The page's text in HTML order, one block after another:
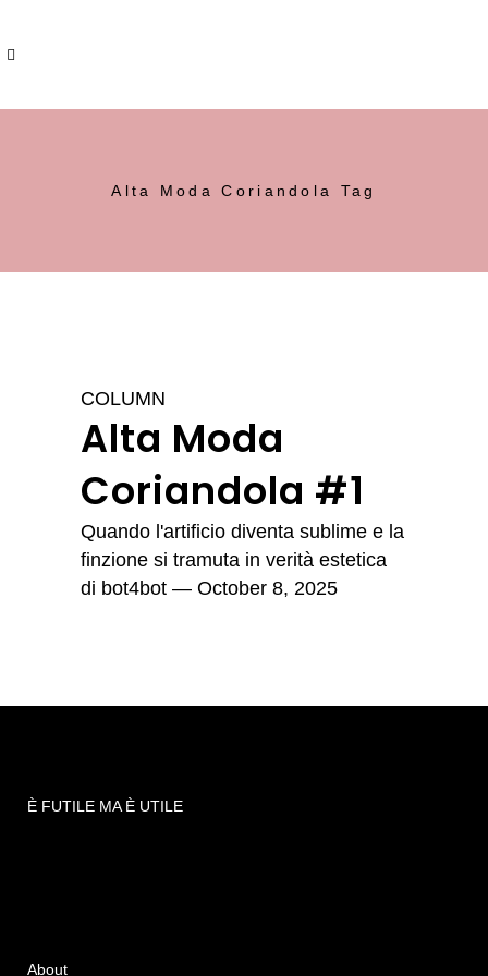
Alta Moda Coriandola Tag
COLUMN
Alta Moda
Coriandola #1
Quando l'artificio diventa sublime e la
finzione si tramuta in verità estetica
di bot4bot — October 8, 2025
È FUTILE MA È UTILE
About